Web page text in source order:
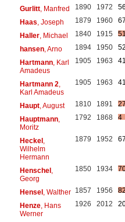
Gurlitt, Manfred 1890 1972
56
Haas , Joseph 1879 1960
67
Haller, Michael 1840 1915
51
hansen, Arno 1894 1950
52
Hartmann, Karl
Amadeus
1905 1963 41
Hartmann 2
Karl Amadeus
1905 1963 41
Haupt, August 1810 1891
27
Hauptmann,
Moritz
1792 1868 4
Heckel,
Wilhelm
Hermann
1879 1952 67
Henschel,
Georg
1850 1934
Hensel, Walther 1857 1956
82
Henze, Hans
Werner
1926 2012